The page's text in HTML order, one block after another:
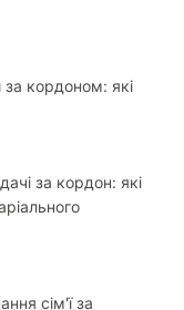
кордоном: які
за кордон: які
сім'ї за